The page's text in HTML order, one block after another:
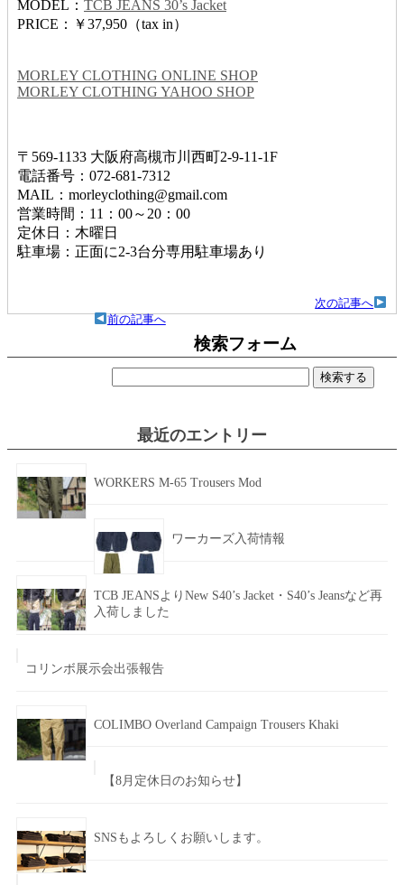
MODEL： TCB JEANS 30’s Jacket
PRICE：￥37,950（tax in）
MORLEY CLOTHING ONLINE SHOP
MORLEY CLOTHING YAHOO SHOP
〒569-1133 大阪府高槻市川西町2-9-11-1F
電話番号：072-681-7312
MAIL：morleyclothing@gmail.com
営業時間：11：00～20：00
定休日：木曜日
駐車場：正面に2-3台分専用駐車場あり
次の記事へ
前の記事へ
検索フォーム
最近のエントリー
WORKERS M-65 Trousers Mod
ワーカーズ入荷情報
TCB JEANSよりNew S40’s Jacket・S40’s Jeansなど再
入荷しました
コリンボ展示会出張報告
COLIMBO Overland Campaign Trousers Khaki
【8月定休日のお知らせ】
SNSもよろしくお願いします。